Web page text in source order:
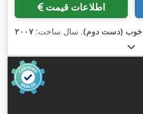
اطلاعات قیمت
خوب (دست دوم), سال ساخت: ۲۰۰۷